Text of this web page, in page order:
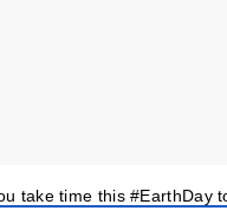
take time this #EarthDay